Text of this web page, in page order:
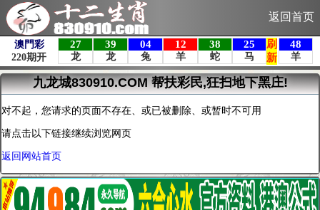
返回首页
九龙城830910.COM 帮扶彩民,狂扫地下黑庄!
对不起，您请求的页面不存在、或已被删除、或暂时不可用
请点击以下链接继续浏览网页
返回网站首页